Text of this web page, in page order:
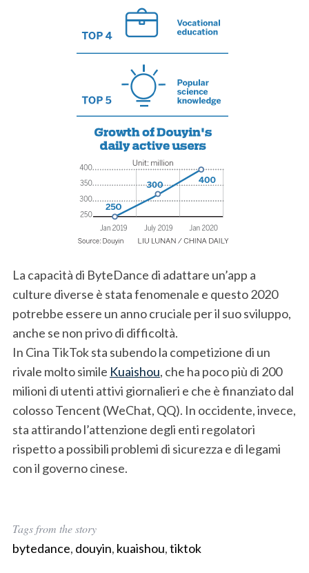
La capacità di ByteDance di adattare un’app a
culture diverse è stata fenomenale e questo 2020
potrebbe essere un anno cruciale per il suo sviluppo,
anche se non privo di difficoltà.
In Cina TikTok sta subendo la competizione di un
rivale molto simile Kuaishou, che ha poco più di 200
milioni di utenti attivi giornalieri e che è finanziato dal
colosso Tencent (WeChat, QQ). In occidente, invece,
sta attirando l’attenzione degli enti regolatori
rispetto a possibili problemi di sicurezza e di legami
con il governo cinese.
Tags from the story
bytedance, douyin, kuaishou,tiktok